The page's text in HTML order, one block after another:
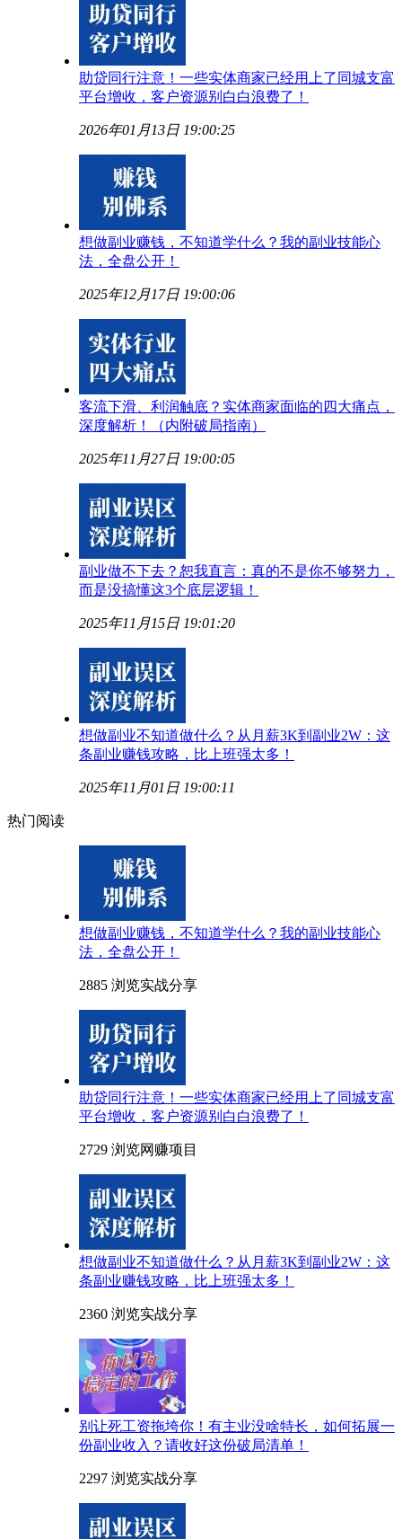
助贷同行注意！一些实体商家已经用上了同城支富
平台增收，客户资源别白白浪费了！
2026年01月13日 19:00:25
想做副业赚钱，不知道学什么？我的副业技能心
法，全盘公开！
2025年12月17日 19:00:06
客流下滑、利润触底？实体商家面临的四大痛点，
深度解析！（内附破局指南）
2025年11月27日 19:00:05
副业做不下去？恕我直言：真的不是你不够努力，
而是没搞懂这3个底层逻辑！
2025年11月15日 19:01:20
想做副业不知道做什么？从月薪3K到副业2W：这
条副业赚钱攻略，比上班强太多！
2025年11月01日 19:00:11
热门阅读
想做副业赚钱，不知道学什么？我的副业技能心
法，全盘公开！
2885 浏览实战分享
助贷同行注意！一些实体商家已经用上了同城支富
平台增收，客户资源别白白浪费了！
2729 浏览网赚项目
想做副业不知道做什么？从月薪3K到副业2W：这
条副业赚钱攻略，比上班强太多！
2360 浏览实战分享
别让死工资拖垮你！有主业没啥特长，如何拓展一
份副业收入？请收好这份破局清单！
2297 浏览实战分享